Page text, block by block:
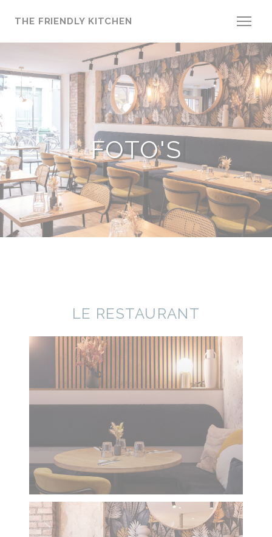
THE FRIENDLY KITCHEN
FOTO'S
LE RESTAURANT